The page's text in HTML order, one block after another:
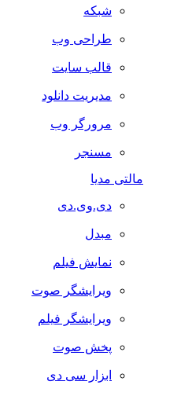
شبکه
طراحی وب
قالب سایت
مدیریت دانلود
مرورگر وب
مسنجر
مالتی مدیا
دی.وی.دی
مبدل
نمایش فیلم
ویرایشگر صوت
ویرایشگر فیلم
پخش صوت
ابزار سی دی